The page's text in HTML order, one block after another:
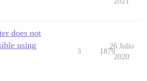
does not
using
3 1879
26 Julio
2020